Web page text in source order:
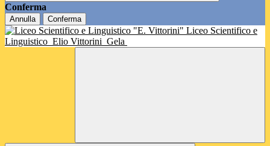
Conferma
Annulla Conferma
Liceo Scientifico e
Linguistico Elio Vittorini Gela